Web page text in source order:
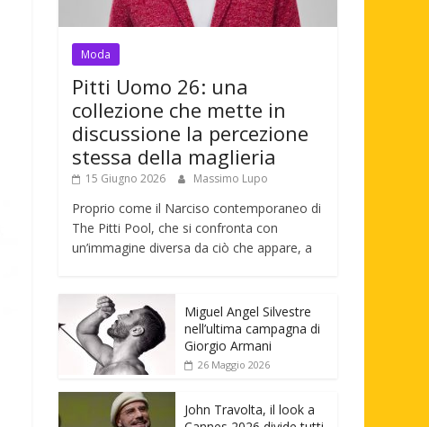
Moda
Pitti Uomo 26: una
collezione che mette in
discussione la percezione
stessa della maglieria
15 Giugno 2026 Massimo Lupo
Proprio come il Narciso contemporaneo di
The Pitti Pool, che si confronta con
un’immagine diversa da ciò che appare, a
Miguel Angel Silvestre
nell’ultima campagna di
Giorgio Armani
26 Maggio 2026
John Travolta, il look a